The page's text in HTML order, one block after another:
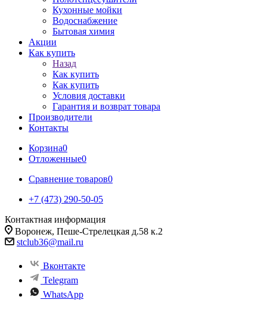
Кухонные мойки
Водоснабжение
Бытовая химия
Акции
Как купить
Назад
Как купить
Как купить
Условия доставки
Гарантия и возврат товара
Производители
Контакты
Корзина0
Отложенные0
Сравнение товаров0
+7 (473) 290-50-05
Контактная информация
Воронеж, Пеше-Стрелецкая д.58 к.2
stclub36@mail.ru
Вконтакте
Telegram
WhatsApp